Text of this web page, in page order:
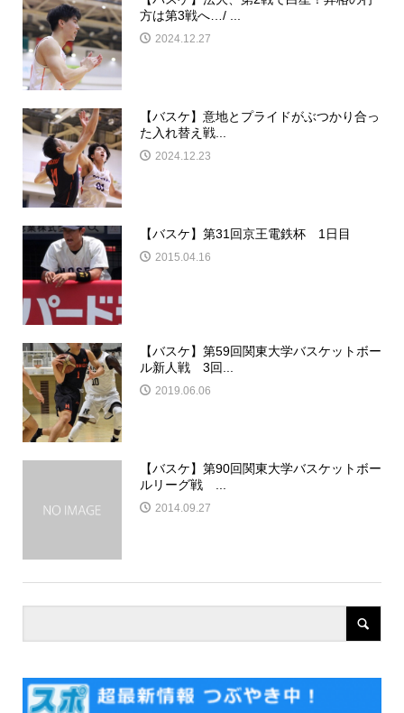
方は第3戦へ…/ ...
2024.12.27
【バスケ】意地とプライドがぶつかり合っ
た入れ替え戦...
2024.12.23
【バスケ】第31回京王電鉄杯 1日目
2015.04.16
【バスケ】第59回関東大学バスケットボー
ル新人戦 3回...
2019.06.06
【バスケ】第90回関東大学バスケットボー
ルリーグ戦 ...
2014.09.27